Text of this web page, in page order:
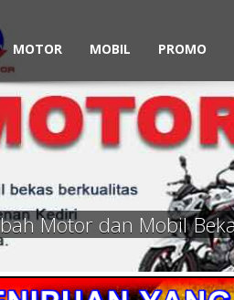
MOTOR MOBIL PROMO
Motor dan Mobil